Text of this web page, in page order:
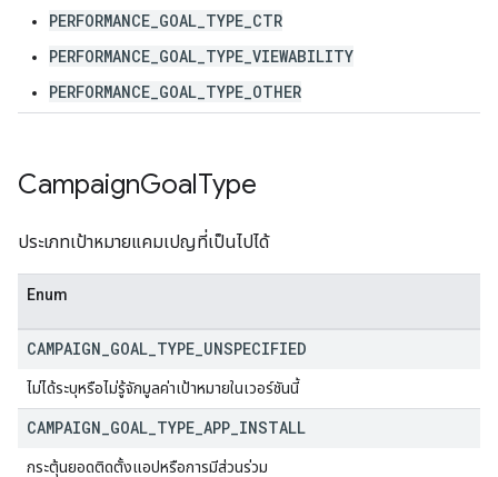
PERFORMANCE_GOAL_TYPE_CTR
PERFORMANCE_GOAL_TYPE_VIEWABILITY
PERFORMANCE_GOAL_TYPE_OTHER
CampaignGoalType
ประเภทเป้าหมายแคมเปญที่เป็นไปได้
Enum
CAMPAIGN GOAL TYPE UNSPECIFIED
ไม่ได้ระบุหรือไม่รู้จักมูลค่าเป้าหมายในเวอร์ชันนี้
CAMPAIGN GOAL TYPE APP INSTALL
กระตุ้นยอดติดตั้งแอปหรือการมีส่วนร่วม